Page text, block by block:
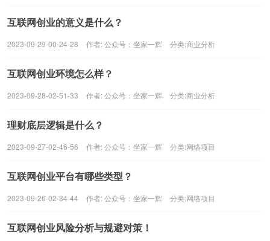
互联网创业的意义是什么？
2023-09-29-00-24-28 作者:公众号：坐家一辉 分类:商业分析
互联网创业环境怎么样？
2023-09-28-02-51-33 作者:公众号：坐家一辉 分类:商业分析
理财底层逻辑是什么？
2023-09-27-02-46-56 作者:公众号：坐家一辉 分类:网络项目
互联网创业平台有哪些类型？
2023-09-26-02-34-44 作者:公众号：坐家一辉 分类:网络项目
互联网创业风险分析与规避对策！